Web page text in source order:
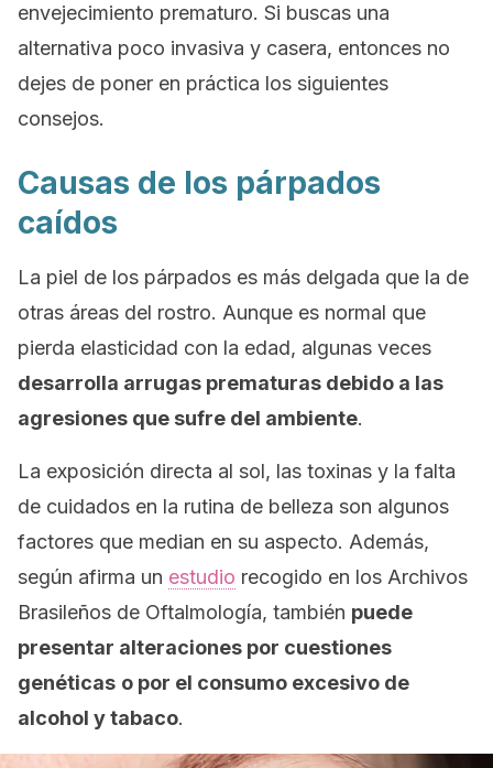
envejecimiento prematuro. Si buscas una
alternativa poco invasiva y casera, entonces no
dejes de poner en práctica los siguientes
consejos.
Causas de los párpados
caídos
La piel de los párpados es más delgada que la de
otras áreas del rostro. Aunque es normal que
pierda elasticidad con la edad, algunas veces
desarrolla arrugas prematuras debido a las
agresiones que sufre del ambiente.
La exposición directa al sol, las toxinas y la falta
de cuidados en la rutina de belleza son algunos
factores que median en su aspecto. Además,
según afirma un estudio recogido en los Archivos
Brasileños de Oftalmología, también puede
presentar alteraciones por cuestiones
genéticas o por el consumo excesivo de
alcohol y tabaco.